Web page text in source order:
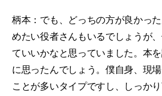
柄本：でも、どっちの方が良かっ
めたい役者さんもいるでしょうが
ていいかなと思っていました。本
に思ったんでしょう。僕自身、現
ことが多いタイプですし、しっか